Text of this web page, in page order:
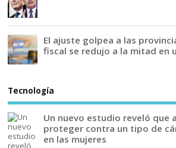
El ajuste golpea a las
fiscal se redujo a la mitad en
Tecnología
Un nuevo estudio reveló que
proteger contra un tipo de
en las mujeres